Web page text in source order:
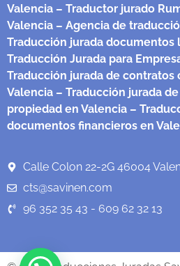
Valencia – Traductor jurado
Valencia – Agencia de
Traducción jurada documentos
Traducción Jurada para
Traducción jurada de contratos
Valencia – Traducción jurada
propiedad en Valencia –
documentos financieros en
Calle Colon 22-2G 46004
cts@savinen.com
96 352 35 43 - 609 62 32 13